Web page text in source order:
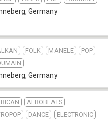
, Germany
FOLK MANELE
POP
, Germany
AFROBEATS
DANCE ELECTRONIC